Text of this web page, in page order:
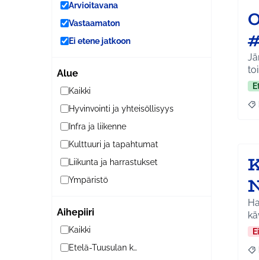
Arvioitavana
Vastaamaton
Ei etene jatkoon
Alue
Kaikki
Hyvinvointi ja yhteisöllisyys
Infra ja liikenne
Kulttuuri ja tapahtumat
Liikunta ja harrastukset
Ympäristö
Aihepiiri
Kaikki
Etelä-Tuusulan kylät